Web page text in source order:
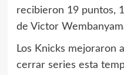
recibieron 19 puntos,
de Victor
Los Knicks mejoraron
cerrar series esta